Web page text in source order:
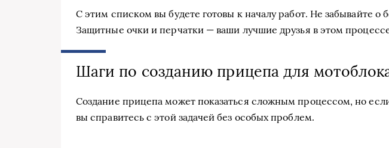
С этим списком вы будете готовы к началу работ. Не забывайте о
Защитные очки и перчатки — ваши лучшие друзья в этом
Шаги по созданию прицепа для
Создание прицепа может показаться сложным процессом, но
вы справитесь с этой задачей без особых проблем.